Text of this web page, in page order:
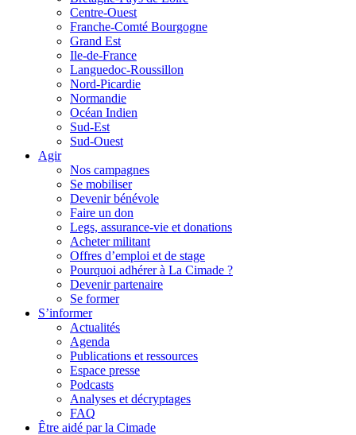
Centre-Ouest
Franche-Comté Bourgogne
Grand Est
Ile-de-France
Languedoc-Roussillon
Nord-Picardie
Normandie
Océan Indien
Sud-Est
Sud-Ouest
Agir
Nos campagnes
Se mobiliser
Devenir bénévole
Faire un don
Legs, assurance-vie et donations
Acheter militant
Offres d’emploi et de stage
Pourquoi adhérer à La Cimade ?
Devenir partenaire
Se former
S’informer
Actualités
Agenda
Publications et ressources
Espace presse
Podcasts
Analyses et décryptages
FAQ
Être aidé par la Cimade